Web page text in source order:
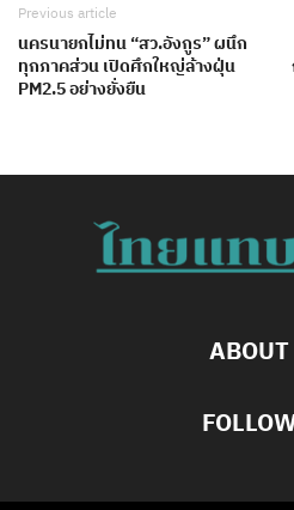
Previous article
นครนายกไม่ทน “สว.อังกูร” ผนึก
ทุกภาคส่วน เปิดศึกใหญ่ล้างฝุ่น
PM2.5 อย่างยั่งยืน